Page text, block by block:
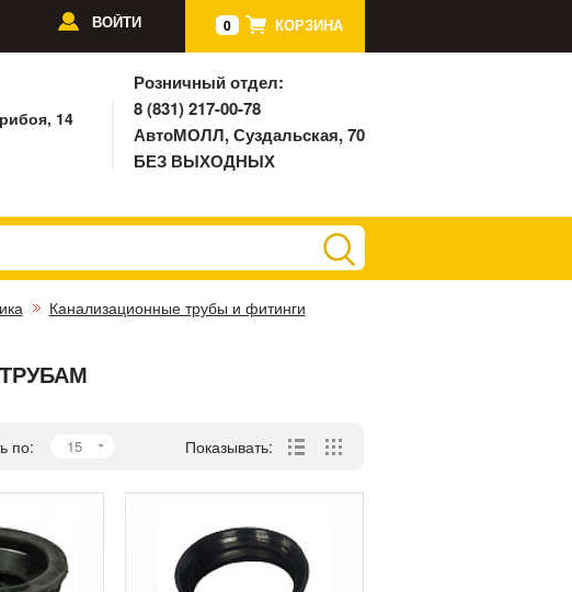
0 КОРЗИНА
ВОЙТИ
14
Розничный отдел:
8 (831) 217-00-78
АвтоМОЛЛ, Суздальская, 70
БЕЗ ВЫХОДНЫХ
Канализационные трубы и фитинги
по: 15 Показывать: